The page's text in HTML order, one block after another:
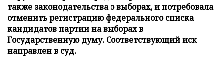
также законодательства о выборах, и потребовала
отменить регистрацию федерального списка
кандидатов партии на выборах в
Государственную думу. Соответствующий иск
направлен в суд.